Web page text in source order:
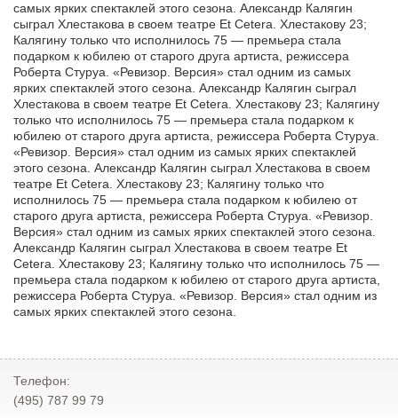
самых ярких спектаклей этого сезона. Александр Калягин
сыграл Хлестакова в своем театре Et Cetera. Хлестакову 23;
Калягину только что исполнилось 75 — премьера стала
подарком к юбилею от старого друга артиста, режиссера
Роберта Стуруа. «Ревизор. Версия» стал одним из самых
ярких спектаклей этого сезона. Александр Калягин сыграл
Хлестакова в своем театре Et Cetera. Хлестакову 23; Калягину
только что исполнилось 75 — премьера стала подарком к
юбилею от старого друга артиста, режиссера Роберта Стуруа.
«Ревизор. Версия» стал одним из самых ярких спектаклей
этого сезона. Александр Калягин сыграл Хлестакова в своем
театре Et Cetera. Хлестакову 23; Калягину только что
исполнилось 75 — премьера стала подарком к юбилею от
старого друга артиста, режиссера Роберта Стуруа. «Ревизор.
Версия» стал одним из самых ярких спектаклей этого сезона.
Александр Калягин сыграл Хлестакова в своем театре Et
Cetera. Хлестакову 23; Калягину только что исполнилось 75 —
премьера стала подарком к юбилею от старого друга артиста,
режиссера Роберта Стуруа. «Ревизор. Версия» стал одним из
самых ярких спектаклей этого сезона.
Телефон:
(495) 787 99 79